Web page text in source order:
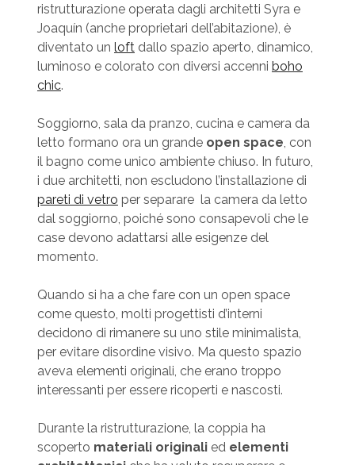
ristrutturazione operata dagli architetti Syra e
Joaquín (anche proprietari dell’abitazione), è
diventato un loftdallo spazio aperto, dinamico,
luminoso e colorato con diversi accenni boho
chic.
Soggiorno, sala da pranzo, cucina e camera da
letto formano ora un grande open space , con
il bagno come unico ambiente chiuso. In futuro,
i due architetti, non escludono l’installazione di
pareti di vetro per separare la camera da letto
dal soggiorno, poiché sono consapevoli che le
case devono adattarsi alle esigenze del
momento.
Quando si ha a che fare con un open space
come questo, molti progettisti d’interni
decidono di rimanere su uno stile minimalista,
per evitare disordine visivo. Ma questo spazio
aveva elementi originali, che erano troppo
interessanti per essere ricoperti e nascosti.
Durante la ristrutturazione, la coppia ha
scoperto materiali originalied elementi